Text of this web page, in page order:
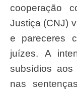
cooperação
Justiça (CNJ)
e pareceres
juízes. A
subsídios aos
nas